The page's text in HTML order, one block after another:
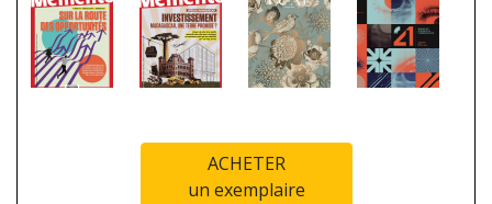
ACHETER
un exemplaire